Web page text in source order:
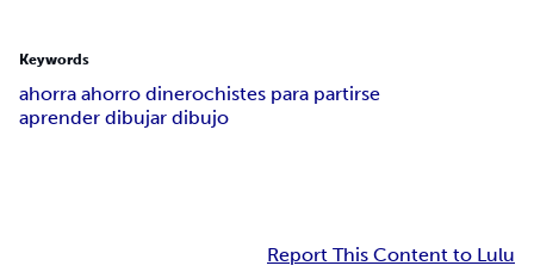
Keywords
ahorra ahorro dinerochistes para partirse
aprender dibujar dibujo
Report This Content to Lulu